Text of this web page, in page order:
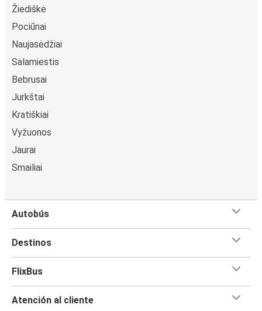
Žiediškė
Pociūnai
Naujasėdžiai
Salamiestis
Bebrusai
Jurkštai
Kratiškiai
Vyžuonos
Jaurai
Smailiai
Autobús
Destinos
FlixBus
Atención al cliente